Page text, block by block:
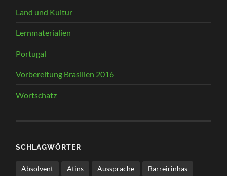
Land und Kultur
Lernmaterialien
Portugal
Vorbereitung Brasilien 2016
Wortschatz
SCHLAGWÖRTER
Absolvent Atins Aussprache Barreirinhas